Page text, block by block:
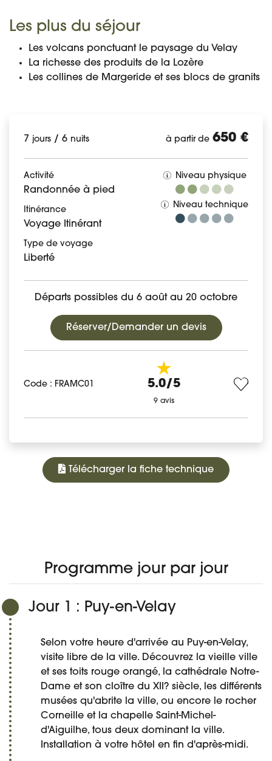
Les plus du séjour
Les volcans ponctuant le paysage du Velay
La richesse des produits de la Lozère
Les collines de Margeride et ses blocs de granits
7 jours / 6 nuits à partir de 650 €
Activité
Randonnée à pied
Itinérance
Voyage Itinérant
Type de voyage
Liberté
Niveau physique
Niveau technique
Départs possibles du 6 août au 20 octobre
Réserver/Demander un devis
Code : FRAMC01 5.0/5
9 avis
Télécharger la fiche technique
Programme jour par jour
Jour 1 : Puy-en-Velay
Selon votre heure d'arrivée au Puy-en-Velay,
visite libre de la ville. Découvrez la vieille ville
et ses toits rouge orangé, la cathédrale Notre-
Dame et son cloître du XII? siècle, les différents
musées qu'abrite la ville, ou encore le rocher
Corneille et la chapelle Saint-Michel-
d'Aiguilhe, tous deux dominant la ville.
Installation à votre hôtel en fin d'après-midi.